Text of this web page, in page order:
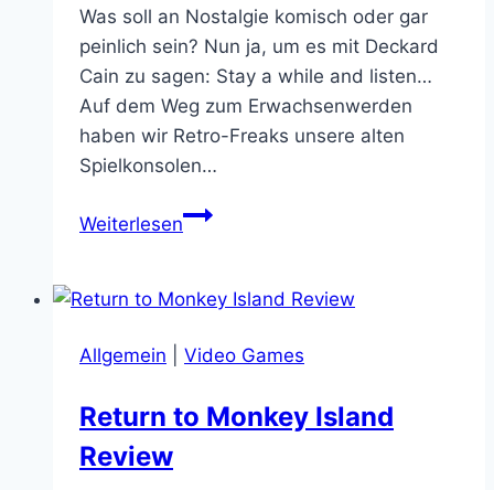
Was soll an Nostalgie komisch oder gar
peinlich sein? Nun ja, um es mit Deckard
Cain zu sagen: Stay a while and listen…
Auf dem Weg zum Erwachsenwerden
haben wir Retro-Freaks unsere alten
Spielkonsolen…
WeiterlesenShit
die
VHS
Edition
Allgemein Video Games
Return to Monkey Island
Review